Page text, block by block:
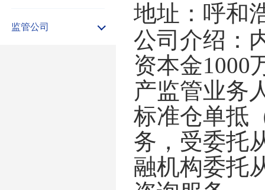
监管公司
地址：呼和
公司介绍：
资本金1000
产监管业务
标准仓单抵
务，受委托
融机构委托